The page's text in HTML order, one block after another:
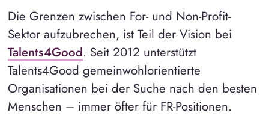
Die Grenzen zwischen For- und Non-Profit-
Sektor aufzubrechen, ist Teil der Vision bei
Talents4Good. Seit 2012 unterstützt
Talents4Good gemeinwohlorientierte
Organisationen bei der Suche nach den besten
Menschen – immer öfter für FR-Positionen.